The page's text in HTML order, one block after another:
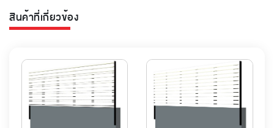
สินค้าที่เกี่ยวข้อง